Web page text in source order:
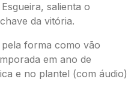
salienta o
da vitória.
forma como vão
em ano de
e no plantel (com áudio)